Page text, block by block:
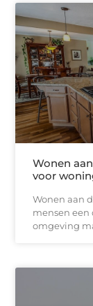
Wonen
voor
Wonen aan
mensen een
omgeving